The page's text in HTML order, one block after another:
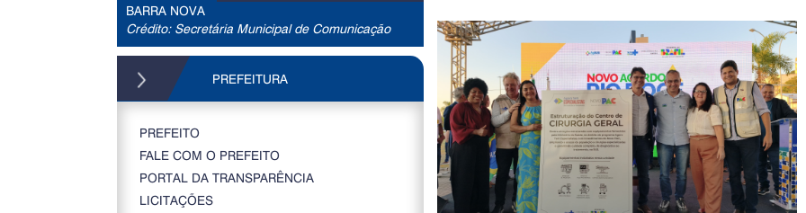
BARRA NOVA
Crédito: Secretária Municipal de Comunicação
PREFEITURA
PREFEITO
FALE COM O PREFEITO
PORTAL DA TRANSPARÊNCIA
LICITAÇÕES